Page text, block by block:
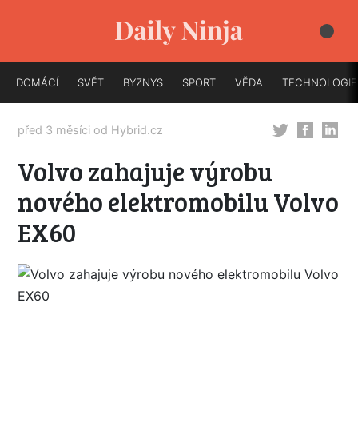
DOMÁCÍ SVĚT BYZNYS SPORT VĚDA TECHNOLOGIE
před 3 měsíci od Hybrid.cz
Volvo zahajuje výrobu
nového elektromobilu Volvo
EX60